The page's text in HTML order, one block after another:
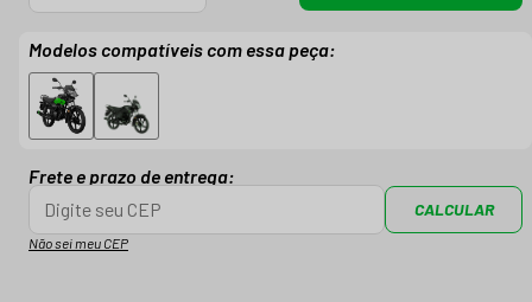
Modelos compatíveis com essa peça:
Frete e prazo de entrega:
CALCULAR
Não sei meu CEP